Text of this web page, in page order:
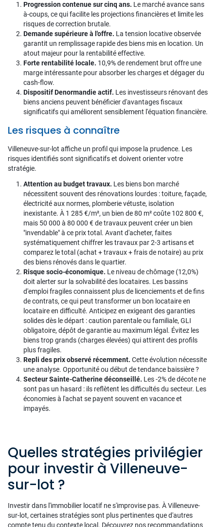
Progression contenue sur cinq ans. Le marché avance sans
à-coups, ce qui facilite les projections financières et limite les
risques de correction brutale.
Demande supérieure à l'offre. La tension locative observée
garantit un remplissage rapide des biens mis en location. Un
atout majeur pour la rentabilité effective.
Forte rentabilité locale. 10,9% de rendement brut offre une
marge intéressante pour absorber les charges et dégager du
cash-flow.
Dispositif Denormandie actif. Les investisseurs rénovant des
biens anciens peuvent bénéficier d'avantages fiscaux
significatifs qui améliorent sensiblement l'équation financière.
Les risques à connaître
Villeneuve-sur-lot affiche un profil qui impose la prudence. Les
risques identifiés sont significatifs et doivent orienter votre
stratégie.
Attention au budget travaux. Les biens bon marché
nécessitent souvent des rénovations lourdes : toiture, façade,
électricité aux normes, plomberie vétuste, isolation
inexistante. À 1 285 €/m², un bien de 80 m² coûte 102 800 €,
mais 50 000 à 80 000 € de travaux peuvent créer un bien
"invendable" à ce prix total. Avant d'acheter, faites
systématiquement chiffrer les travaux par 2-3 artisans et
comparez le total (achat + travaux + frais de notaire) au prix
des biens rénovés dans le quartier.
Risque socio-économique. Le niveau de chômage (12,0%)
doit alerter sur la solvabilité des locataires. Les bassins
d'emploi fragiles connaissent plus de licenciements et de fins
de contrats, ce qui peut transformer un bon locataire en
locataire en difficulté. Anticipez en exigeant des garanties
solides dès le départ : caution parentale ou familiale, GLI
obligatoire, dépôt de garantie au maximum légal. Évitez les
biens trop grands (charges élevées) qui attirent des profils
plus fragiles.
Repli des prix observé récemment. Cette évolution nécessite
une analyse. Opportunité ou début de tendance baissière ?
Secteur Sainte-Catherine déconseillé. Les -2% de décote ne
sont pas un hasard : ils reflètent les difficultés du secteur. Les
économies à l'achat se payent souvent en vacance et
impayés.
Quelles stratégies privilégier
pour investir à Villeneuve-
sur-lot ?
Investir dans l'immobilier locatif ne s'improvise pas. À Villeneuve-
sur-lot, certaines stratégies sont plus pertinentes que d'autres
compte tenu du contexte local. Découvrez nos recommandations